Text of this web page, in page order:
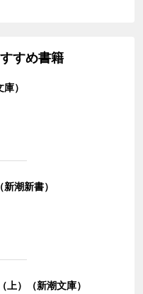
すめ書籍
）
潮新書）
）（新潮文庫）